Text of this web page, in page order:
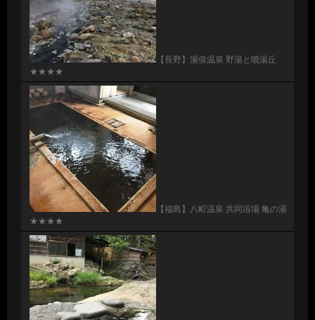
【長野】湯俣温泉 野湯と噴湯丘
★★★★
【福島】八町温泉 共同浴場 亀の湯
★★★★